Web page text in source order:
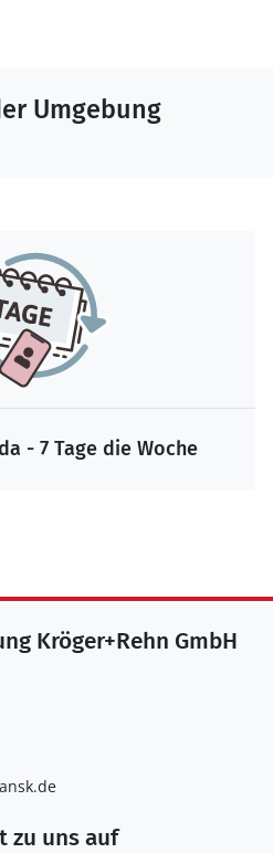
Umgebung
- 7 Tage die Woche
Kröger+Rehn GmbH
zu uns auf